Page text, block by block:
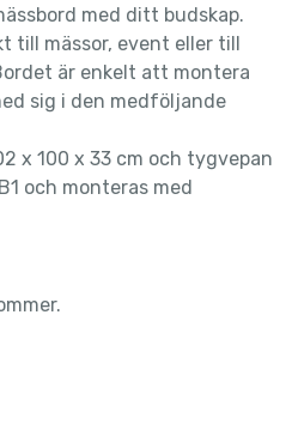
med ditt budskap.
till mässor, event eller till
är enkelt att montera
sig i den medföljande
x 100 x 33 cm och tygvepan
och monteras med